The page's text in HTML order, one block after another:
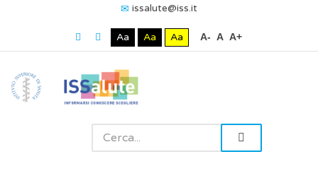
issalute@iss.it
Aa Aa Aa A- A A+